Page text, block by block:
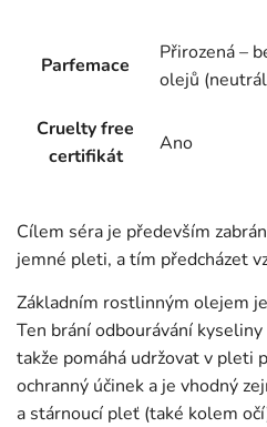
Parfemace
Přirozená –
olejů
Cruelty free
certifikát
Ano
Cílem séra je především
jemné pleti, a tím předcházet
Základním rostlinným olejem je
Ten brání odbourávání
takže pomáhá udržovat v pleti
ochranný účinek a je vhodný
a stárnoucí pleť (také kolem